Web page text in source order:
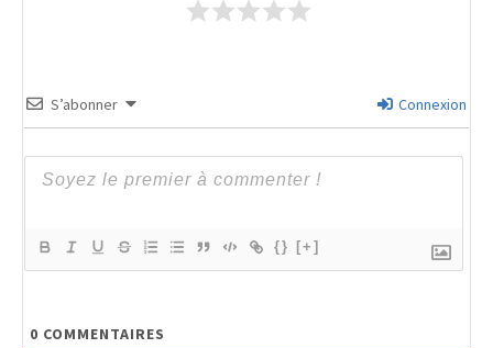
S’abonner Connexion
{} [+]
0 COMMENTAIRES